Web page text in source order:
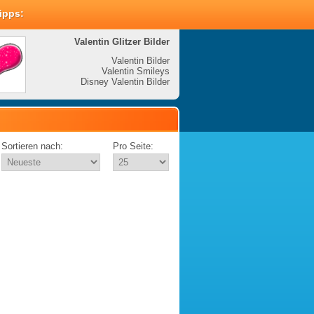
Valentin Glitzer Bilder
Valentin Bilder
Valentin Smileys
Disney Valentin Bilder
Sortieren nach: Pro Seite: